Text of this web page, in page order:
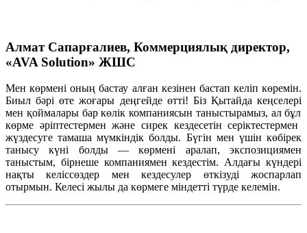
Алмат Сапарғалиев, Коммерциялық директор,
«AVA Solution» ЖШС
Менкөрмені оның бастау алған кезінен бастап келіп көремін.
Биылбәрі өте жоғары деңгейде өтті! Біз Қытайда кеңселері
мен қоймаларыбаркөлік компаниясын таныстырамыз, албұл
көрме әріптестермен жәнесирек кездесетін серіктестермен
жүздесуге тамаша мүмкіндік болды. Бүгін мен үшін көбірек
танысу
күні болды—көрмені аралап,экспозициямен
таныстым, бірнеше компаниямен кездестім. Алдағы күндері
нақты
келіссөздер менкездесулер өткізуді
жоспарлап
отырмын. Келесі жылы да көрмеге міндетті түрде келемін.